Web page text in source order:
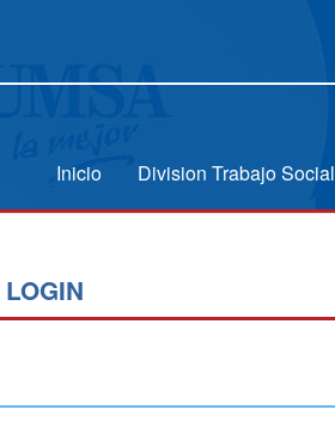
Inicio Division Trabajo Social
LOGIN